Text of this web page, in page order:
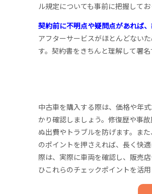
ル規定についても事前に把握してお
契約前に不明点や疑問点があれば
アフターサービスがほとんどない
す。契約書をきちんと理解して署
中古車を購入する際は、価格や年
かり確認しましょう。修復歴や事
ぬ出費やトラブルを防げます。ま
のポイントを押さえれば、長く快
際は、実際に車両を確認し、販売
ひこれらのチェックポイントを活用